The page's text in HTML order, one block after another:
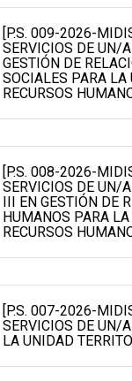
[P.S. 009-2026-
SERVICIOS DE UN/
GESTIÓN DE
SOCIALES PARA LA
RECURSOS
[P.S. 008-2026-
SERVICIOS DE UN/
III EN GESTIÓN DE
HUMANOS PARA
RECURSOS
[P.S. 007-2026-
SERVICIOS DE UN/
LA UNIDAD